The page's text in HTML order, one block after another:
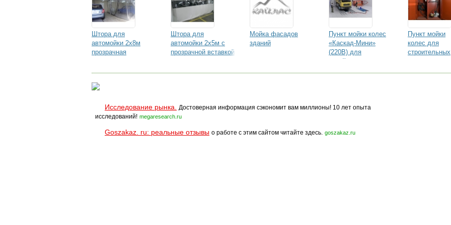
Штора для
автомойки 2х8м
прозрачная
Штора для
автомойки 2х5м с
прозрачной вставкой
Мойка фасадов
зданий
Пункт мойки колес
«Каскад-Мини»
(220В) для
стройплощадок.
Пункт мойки
колес для
строительных
Исследование рынка.
Достоверная информация сэкономит вам миллионы! 10 лет опыта
исследований! megaresearch.ru
Goszakaz. ru: реальные отзывы о работе с этим сайтом читайте здесь. goszakaz.ru